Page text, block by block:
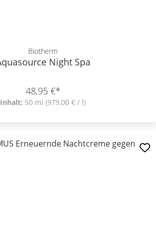
Biotherm
Night Spa
48,95 €*
Inhalt: 50 ml (979,00 € / l)